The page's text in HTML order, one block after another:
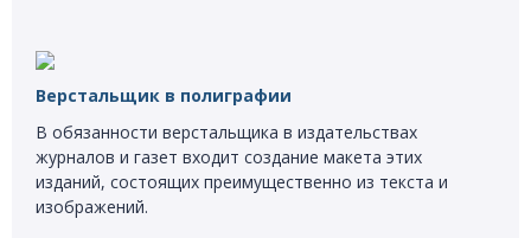
Верстальщик в полиграфии
В обязанности верстальщика в издательствах
журналов и газет входит создание макета этих
изданий, состоящих преимущественно из текста и
изображений.